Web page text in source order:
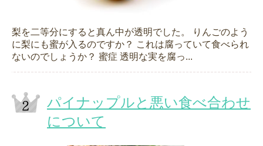
梨を二等分にすると真ん中が透明でした。 りんごのよう
に梨にも蜜が入るのですか？ これは腐っていて食べられ
ないのでしょうか？ 蜜症 透明な実を腐っ...
パイナップルと悪い食べ合わせ
について